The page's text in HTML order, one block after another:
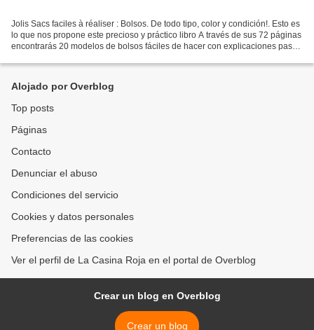
Jolis Sacs faciles à réaliser : Bolsos. De todo tipo, color y condición!. Esto es
lo que nos propone este precioso y práctico libro A través de sus 72 páginas
encontrarás 20 modelos de bolsos fáciles de hacer con explicaciones paso
Alojado por Overblog
Top posts
Páginas
Contacto
Denunciar el abuso
Condiciones del servicio
Cookies y datos personales
Preferencias de las cookies
Ver el perfil de La Casina Roja en el portal de Overblog
Crear un blog en Overblog
Crear un blog